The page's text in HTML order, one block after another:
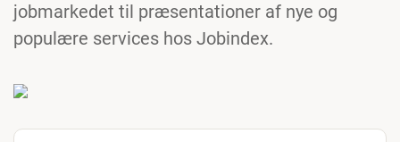
jobmarkedet til præsentationer af nye og
populære services hos Jobindex.